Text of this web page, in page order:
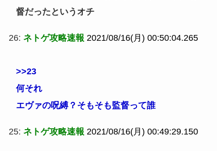
督だったというオチ
26: ネトゲ攻略速報 2021/08/16(月) 00:50:04.265
>>23
何それ
エヴァの呪縛？そもそも監督って誰
25: ネトゲ攻略速報 2021/08/16(月) 00:49:29.150